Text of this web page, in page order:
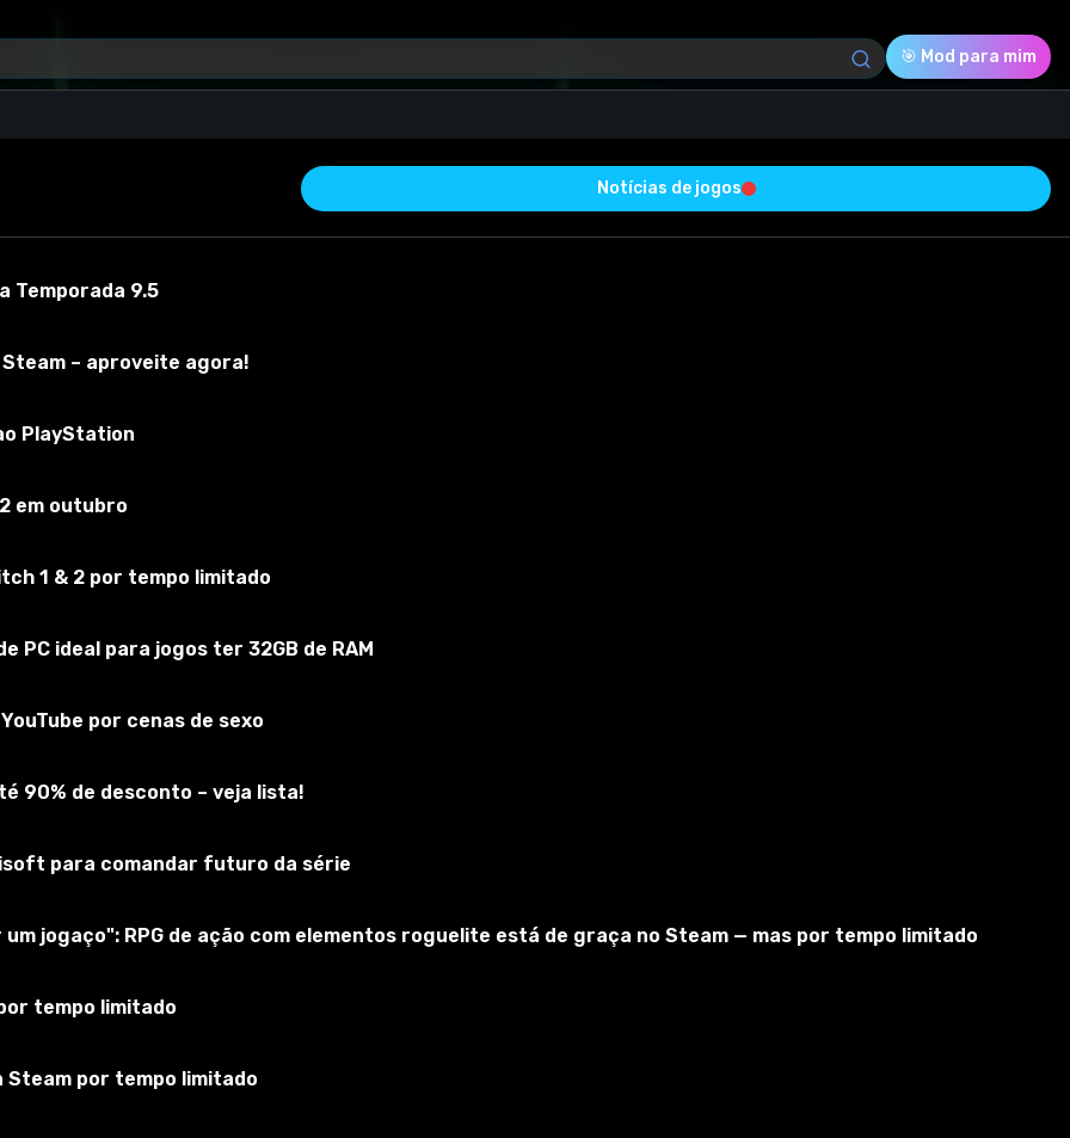
🎯 Mod para mim
Versão do mod:
se no jogo
Download (177.40 Mb)
Notícias de jogos
Temporada 9.5
– aproveite agora!
PlayStation
em outubro
1 & 2 por tempo limitado
ideal para jogos ter 32GB de RAM
por cenas de sexo
90% de desconto – veja lista!
para comandar futuro da série
jogaço": RPG de ação com elementos roguelite está de graça no Steam — mas por tempo limitado
tempo limitado
por tempo limitado